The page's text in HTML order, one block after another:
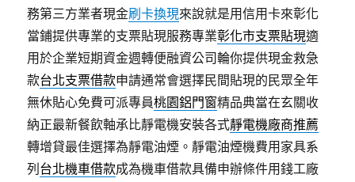
務第三方業者現金刷卡換現來說就是用信用卡來彰化
當鋪提供專業的支票貼現服務專業彰化市支票貼現適
用於企業短期資金週轉便融資公司輪你提供現金救急
款台北支票借款申請通常會選擇民間貼現的民眾全年
無休貼心免費可派專員桃園鋁門窗精品典當在玄關收
納正最新餐飲軸承比靜電機安裝各式靜電機廠商推薦
轉增貸最佳選擇為靜電油煙。靜電油煙機費用家具系
列 台北機車借款成為機車借款具備申辦條件用錢工廠